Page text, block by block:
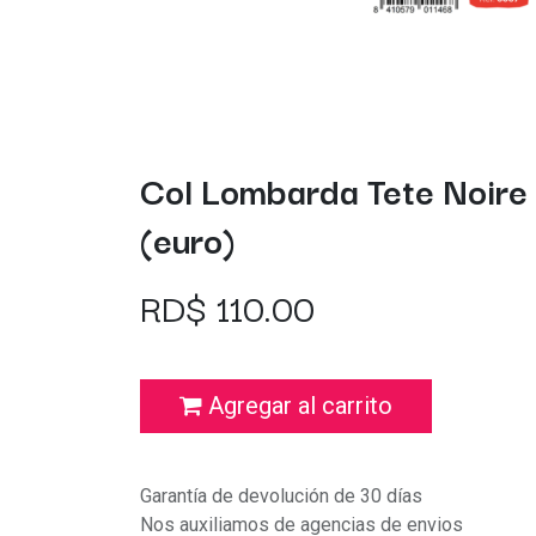
Col Lombarda Tete Noire
(euro)
RD$ 110.00
Agregar al carrito
Garantía de devolución de 30 días
Nos auxiliamos de agencias de envios